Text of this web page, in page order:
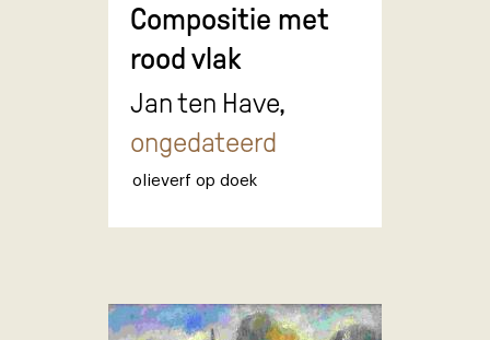
Compositie met
rood vlak
Jan ten Have,
ongedateerd
olieverf op doek